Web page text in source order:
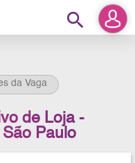
search
da Vaga
de Loja -
Paulo